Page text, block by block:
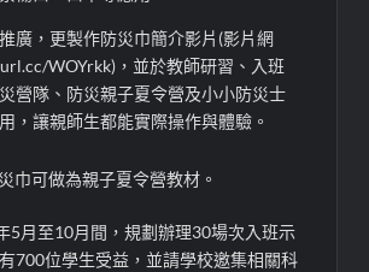
廣，更製作防災巾簡介影片(影片網
WOYrkk)，並於教師研習、入班
營隊、防災親子夏令營及小小防災士
，讓親師生都能實際操作與體驗。
巾可做為親子夏令營教材。
5月至10月間，規劃辦理30場次入班示
700位學生受益，並請學校邀集相關科